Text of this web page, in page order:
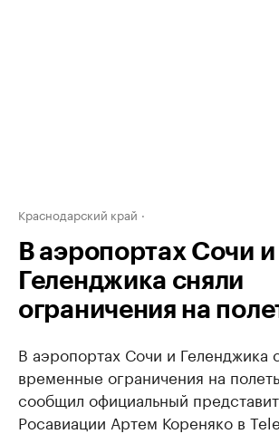
Краснодарский край
В аэропортах Сочи и
Геленджика сняли
ограничения на
В аэропортах Сочи и Геленджика
временные ограничения на
сообщил официальный
Росавиации Артем Кореняко в